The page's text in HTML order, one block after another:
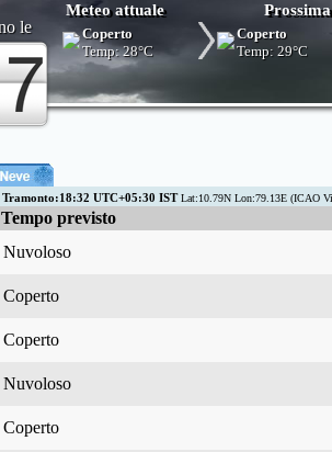
le
Meteo attuale
Coperto
Temp:28°C
Coperto
Temp: 29°C
UTC+05:30 ISTLat:10.79N Lon:79.13E (ICAO
previsto
Nuvoloso
Coperto
Coperto
Nuvoloso
Coperto